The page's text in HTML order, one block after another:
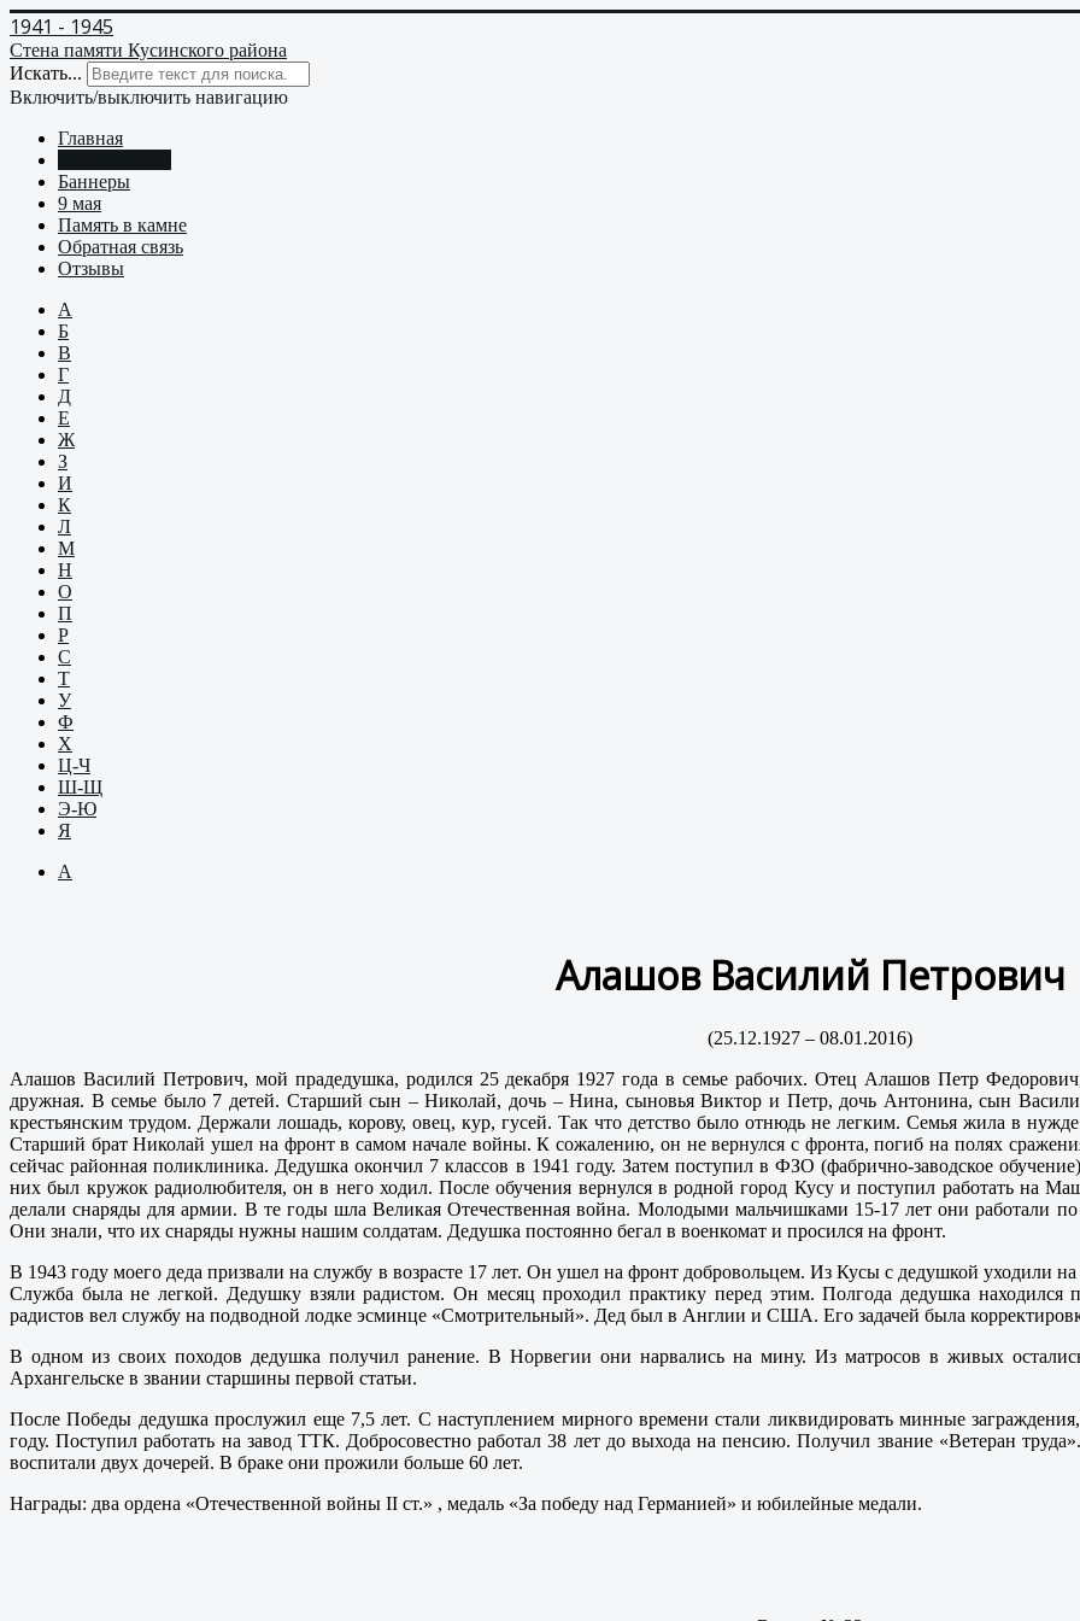
1941 - 1945
Стена памяти Кусинского района
Искать...
Включить/выключить навигацию
Главная
Баннеры
9 мая
Память в камне
Обратная связь
Отзывы
А
Б
В
Г
Д
Е
Ж
З
И
К
Л
М
Н
О
П
Р
С
Т
У
Ф
Х
Ц-Ч
Ш-Щ
Э-Ю
Я
А
Алашов Василий Петрович
(25.12.1927 – 08.01.2016)
Алашов Василий Петрович, мой прадедушка, родился 25 декабря 1927 года в семье рабочих. Отец Алашов Петр
дружная. В семье было 7 детей. Старший сын – Николай, дочь – Нина, сыновья Виктор и Петр, дочь Антонина, сын
крестьянским трудом. Держали лошадь, корову, овец, кур, гусей. Так что детство было отнюдь не легким. Семья жила в
Старший брат Николай ушел на фронт в самом начале войны. К сожалению, он не вернулся с фронта, погиб на полях
сейчас районная поликлиника. Дедушка окончил 7 классов в 1941 году. Затем поступил в ФЗО (фабрично-заводское
них был кружок радиолюбителя, он в него ходил. После обучения вернулся в родной город Кусу и поступил работать на
делали снаряды для армии. В те годы шла Великая Отечественная война. Молодыми мальчишками 15-17 лет они работали
Они знали, что их снаряды нужны нашим солдатам. Дедушка постоянно бегал в военкомат и просился на фронт.
В 1943 году моего деда призвали на службу в возрасте 17 лет. Он ушел на фронт добровольцем. Из Кусы с дедушкой уходили
Служба была не легкой. Дедушку взяли радистом. Он месяц проходил практику перед этим. Полгода дедушка находился
радистов вел службу на подводной лодке эсминце «Смотрительный». Дед был в Англии и США. Его задачей была
В одном из своих походов дедушка получил ранение. В Норвегии они нарвались на мину. Из матросов в живых
Архангельске в звании старшины первой статьи.
После Победы дедушка прослужил еще 7,5 лет. С наступлением мирного времени стали ликвидировать минные
году. Поступил работать на завод ТТК. Добросовестно работал 38 лет до выхода на пенсию. Получил звание «Ветеран
воспитали двух дочерей. В браке они прожили больше 60 лет.
Награды: два ордена «Отечественной войны II ст.» , медаль «За победу над Германией» и юбилейные медали.